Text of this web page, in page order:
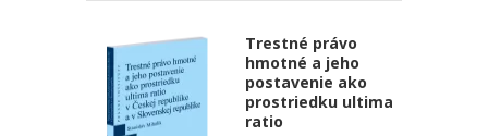
Trestné právo
hmotné a jeho
postavenie ako
prostriedku ultima
ratio